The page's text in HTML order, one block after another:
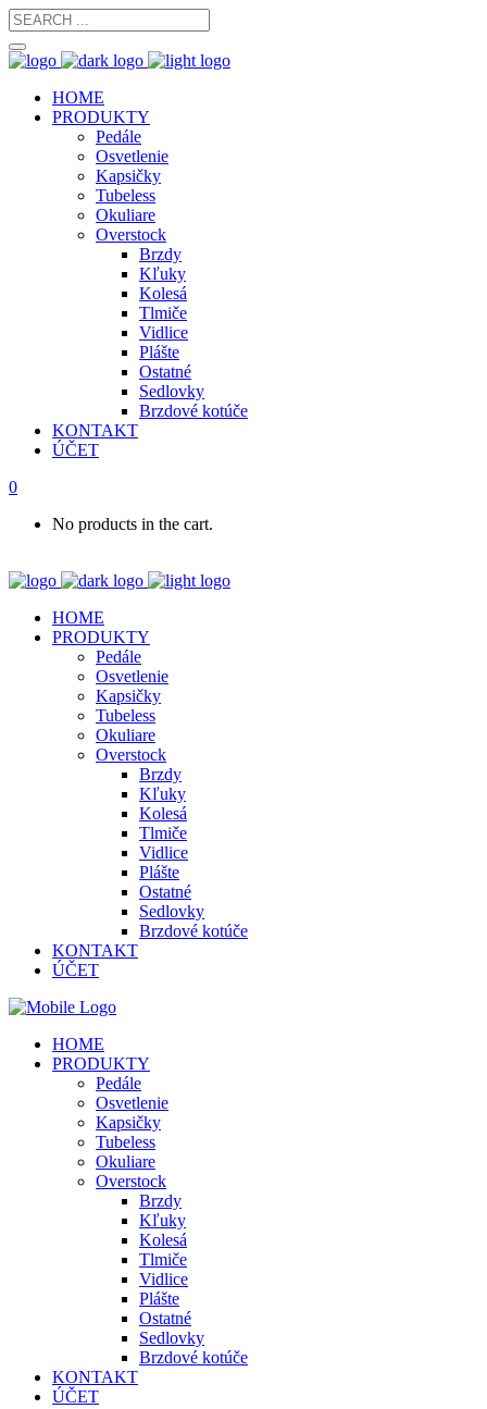
HOME
PRODUKTY
Pedále
Osvetlenie
Kapsičky
Tubeless
Okuliare
Overstock
Brzdy
Kľuky
Kolesá
Tlmiče
Vidlice
Plášte
Ostatné
Sedlovky
Brzdové kotúče
KONTAKT
ÚČET
0
No products in the cart.
HOME
PRODUKTY
Pedále
Osvetlenie
Kapsičky
Tubeless
Okuliare
Overstock
Brzdy
Kľuky
Kolesá
Tlmiče
Vidlice
Plášte
Ostatné
Sedlovky
Brzdové kotúče
KONTAKT
ÚČET
HOME
PRODUKTY
Pedále
Osvetlenie
Kapsičky
Tubeless
Okuliare
Overstock
Brzdy
Kľuky
Kolesá
Tlmiče
Vidlice
Plášte
Ostatné
Sedlovky
Brzdové kotúče
KONTAKT
ÚČET